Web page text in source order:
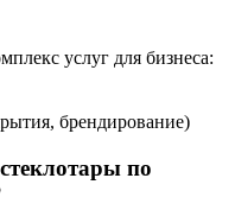
услуг для бизнеса:
брендирование)
по